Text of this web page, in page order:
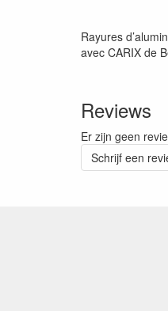
Rayures
avec CARIX de
Reviews
Er zijn geen
Schrijf een